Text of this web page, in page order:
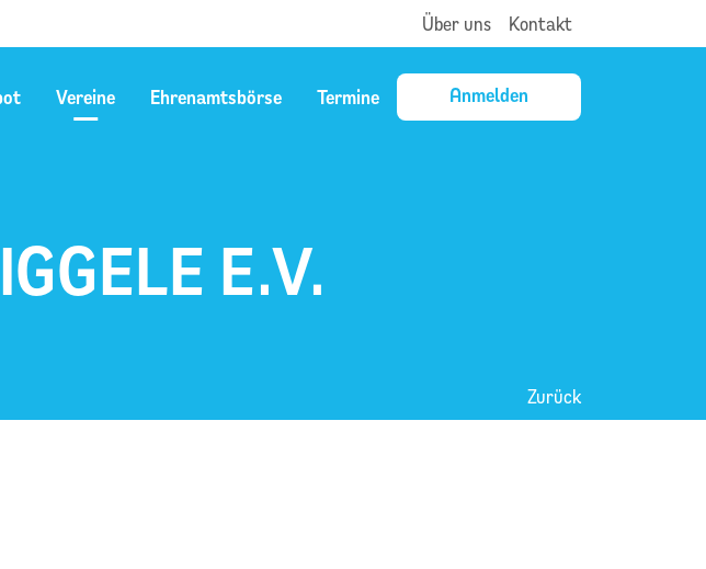
Über uns Kontakt
Vereine Ehrenamtsbörse Termine Anmelden
E.V.
Zurück